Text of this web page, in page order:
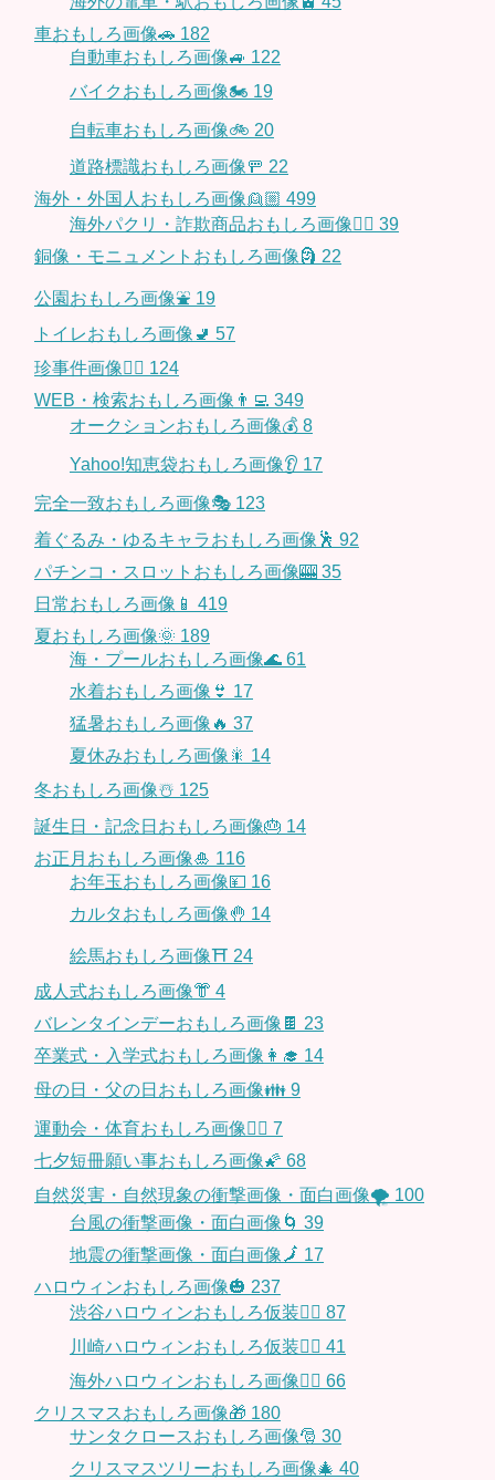
車おもしろ画像🚗 182
自動車おもしろ画像🚙 122
バイクおもしろ画像🏍 19
自転車おもしろ画像🚲 20
道路標識おもしろ画像🚥 22
海外・外国人おもしろ画像👱🏼 499
海外パクリ・詐欺商品おもしろ画像🙅‍♀️ 39
銅像・モニュメントおもしろ画像🗿 22
公園おもしろ画像⛲️ 19
トイレおもしろ画像🚽 57
珍事件画像👮‍♂️ 124
WEB・検索おもしろ画像👨‍💻 349
オークションおもしろ画像💰 8
Yahoo!知恵袋おもしろ画像👂 17
完全一致おもしろ画像🎭 123
着ぐるみ・ゆるキャラおもしろ画像🕺 92
パチンコ・スロットおもしろ画像🎰 35
日常おもしろ画像📱 419
夏おもしろ画像🌞 189
海・プールおもしろ画像🌊 61
水着おもしろ画像👙 17
猛暑おもしろ画像🔥 37
夏休みおもしろ画像🎇 14
冬おもしろ画像☃️ 125
誕生日・記念日おもしろ画像🎂 14
お正月おもしろ画像🎍 116
お年玉おもしろ画像💴 16
カルタおもしろ画像🤚 14
絵馬おもしろ画像⛩ 24
成人式おもしろ画像👘 4
バレンタインデーおもしろ画像🍫 23
卒業式・入学式おもしろ画像👩‍🎓 14
母の日・父の日おもしろ画像👪 9
運動会・体育おもしろ画像🤸‍♂️ 7
七夕短冊願い事おもしろ画像🌠 68
自然災害・自然現象の衝撃画像・面白画像🌪 100
台風の衝撃画像・面白画像🌀 39
地震の衝撃画像・面白画像🗾 17
ハロウィンおもしろ画像🎃 237
渋谷ハロウィンおもしろ仮装👯‍♂️ 87
川崎ハロウィンおもしろ仮装🧞‍♀️ 41
海外ハロウィンおもしろ画像🧛‍♂️ 66
クリスマスおもしろ画像🎁 180
サンタクロースおもしろ画像🎅 30
クリスマスツリーおもしろ画像🎄 40